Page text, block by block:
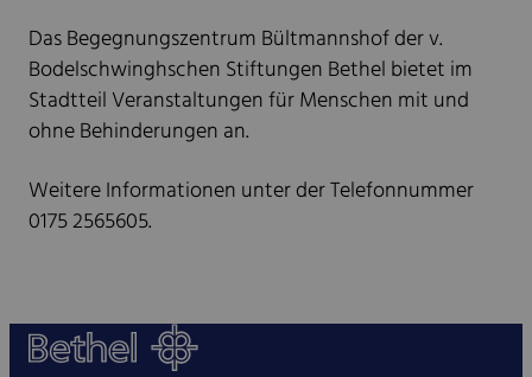
Das Begegnungszentrum Bültmannshof der v.
Bodelschwinghschen Stiftungen Bethel bietet im
Stadtteil Veranstaltungen für Menschen mit und
ohne Behinderungen an.
Weitere Informationen unter der Telefonnummer
0175 2565605.